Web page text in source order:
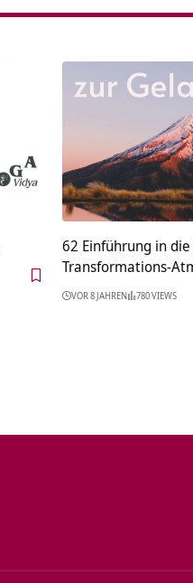
62 Einführung in
Transformations-
VOR 8 JAHREN 780 VIEWS